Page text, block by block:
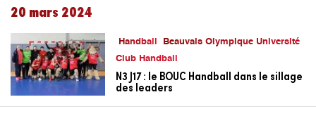
20 mars 2024
Handball
Beauvais Olympique Université
Club Handball
N3 J17 : le BOUC Handball dans le sillage
des leaders